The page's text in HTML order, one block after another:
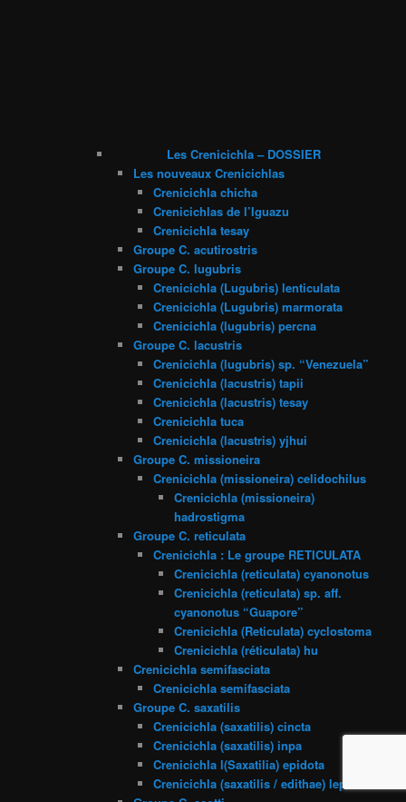
Les Crenicichla – DOSSIER
Les nouveaux Crenicichlas
Crenicichla chicha
Crenicichlas de l’Iguazu
Crenicichla tesay
Groupe C. acutirostris
Groupe C. lugubris
Crenicichla (Lugubris) lenticulata
Crenicichla (Lugubris) marmorata
Crenicichla (lugubris) percna
Groupe C. lacustris
Crenicichla (lugubris) sp. “Venezuela”
Crenicichla (lacustris) tapii
Crenicichla (lacustris) tesay
Crenicichla tuca
Crenicichla (lacustris) yjhui
Groupe C. missioneira
Crenicichla (missioneira) celidochilus
Crenicichla (missioneira)
hadrostigma
Groupe C. reticulata
Crenicichla : Le groupe RETICULATA
Crenicichla (reticulata) cyanonotus
Crenicichla (reticulata) sp. aff.
cyanonotus “Guapore”
Crenicichla (Reticulata) cyclostoma
Crenicichla (réticulata) hu
Crenicichla semifasciata
Crenicichla semifasciata
Groupe C. saxatilis
Crenicichla (saxatilis) cincta
Crenicichla (saxatilis) inpa
Crenicichla l(Saxatilia) epidota
Crenicichla (saxatilis / edithae) lepidota